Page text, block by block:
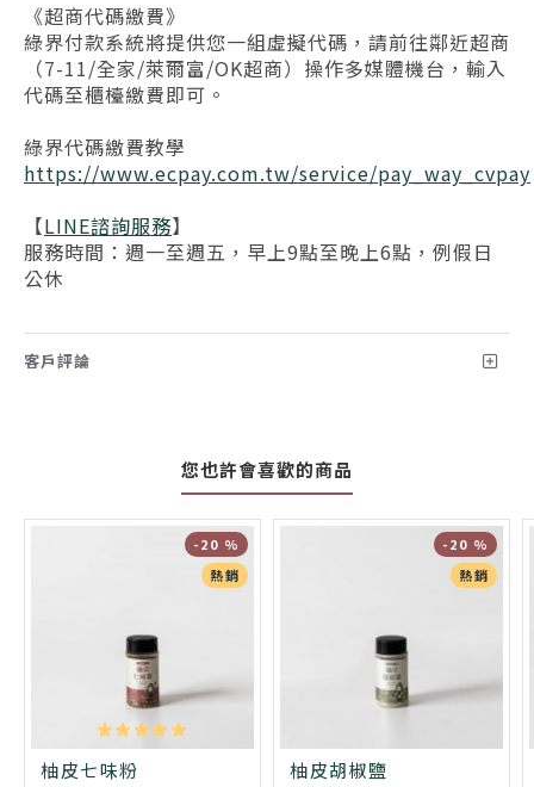
《超商代碼繳費》
綠界付款系統將提供您一組虛擬代碼，請前往鄰近超商
（7-11/全家/萊爾富/OK超商）操作多媒體機台，輸入
代碼至櫃檯繳費即可。
綠界代碼繳費教學
https://www.ecpay.com.tw/service/pay_way_cvpay
【LINE諮詢服務】
服務時間：週一至週五，早上9點至晚上6點，例假日
公休
客戶評論
您也許會喜歡的商品
熱銷
-20 %
柚皮七味粉
熱銷
-20 %
柚皮胡椒鹽